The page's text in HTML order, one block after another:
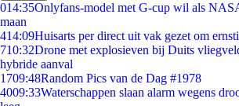
014:35Onlyfans-model met G-cup wil als
maan
414:09Huisarts per direct uit vak gezet om
710:32Drone met explosieven bij Duits
hybride aanval
1709:48Random Pics van de Dag #1978
4009:33Waterschappen slaan alarm wegens